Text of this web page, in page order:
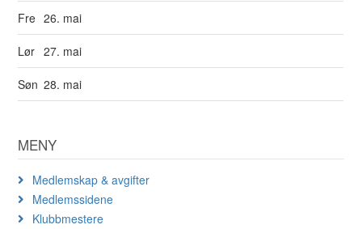
Fre 26. mai
Lør 27. mai
Søn 28. mai
MENY
Medlemskap & avgifter
Medlemssidene
Klubbmestere